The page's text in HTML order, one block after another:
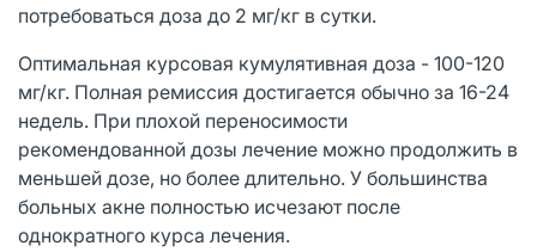
потребоваться доза до 2 мг/кг в сутки.
Оптимальная курсовая кумулятивная доза - 100-120
мг/кг. Полная ремиссия достигается обычно за 16-24
недель. При плохой переносимости
рекомендованной дозы лечение можно продолжить в
меньшей дозе, но более длительно. У большинства
больных акне полностью исчезают после
однократного курса лечения.